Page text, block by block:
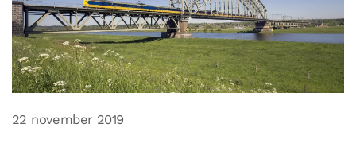
22 november 2019